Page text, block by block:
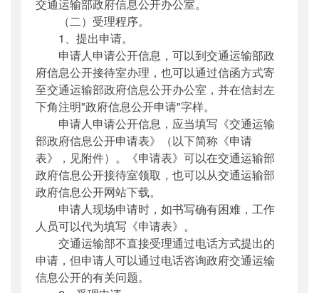
交通运输部政府信息公开办公室。
（二）受理程序。
1、提出申请。
申请人申请公开信息，可以到交通运输部政
府信息公开接待室办理，也可以通过信函方式寄
至交通运输部政府信息公开办公室，并在信封左
下角注明"政府信息公开申请"字样。
申请人申请公开信息，应当填写《交通运输
部政府信息公开申请表》（以下简称《申请
表》，见附件）。《申请表》可以在交通运输部
政府信息公开接待室领取，也可以从交通运输部
政府信息公开网站下载。
申请人现场申请时，如书写确有困难，工作
人员可以代为填写《申请表》。
交通运输部不直接受理通过电话方式提出的
申请，但申请人可以通过电话咨询政府交通运输
信息公开的有关问题。